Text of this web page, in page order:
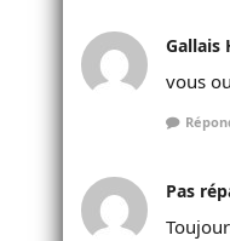
Gallais
vous
Pas